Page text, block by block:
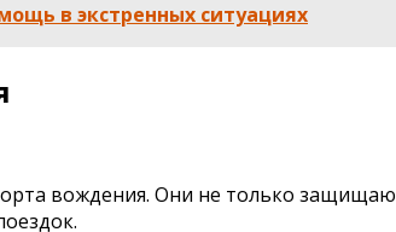
в экстренных ситуациях
вождения. Они не только